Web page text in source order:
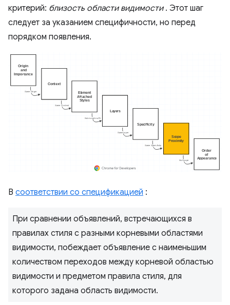
критерий: близость области видимости. Этот шаг
следует за указанием специфичности, но перед
порядком появления.
В соответствии со спецификацией :
При сравнении объявлений, встречающихся в
правилах стиля с разными корневыми областями
видимости, побеждает объявление с наименьшим
количеством переходов между корневой областью
видимости и предметом правила стиля, для
которого задана область видимости.